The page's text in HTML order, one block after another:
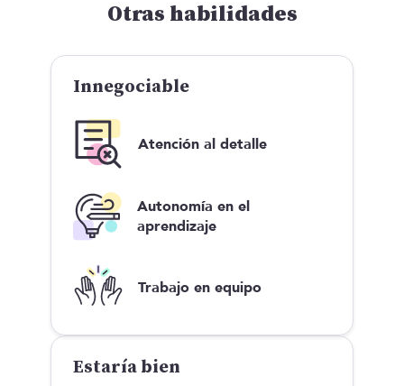
Otras habilidades
Innegociable
Atención al detalle
Autonomía en el
aprendizaje
Trabajo en equipo
Estaría bien